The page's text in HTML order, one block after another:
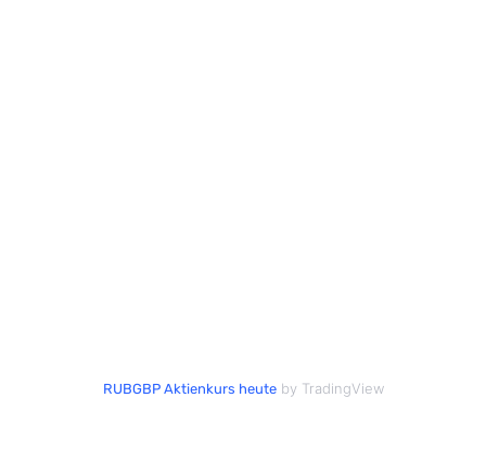
RUBGBP Aktienkurs heuteby TradingView